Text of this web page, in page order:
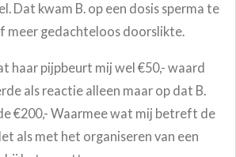
Dat kwam B. op een dosis sperma te
meer gedachteloos doorslikte.
haar pijpbeurt mij wel €50,- waard
als reactie alleen maar op dat B.
€200,- Waarmee wat mij betreft de
als met het organiseren van een